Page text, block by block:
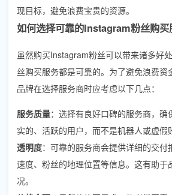
现目标，避免浪费宝贵的资源。
如何选择可靠的Instagram粉丝购买
虽然购买Instagram粉丝可以带来诸多好
丝购买服务都是可靠的。为了避免浪费资
品牌在选择服务商时应考虑以下几点：
服务质量：选择有良好口碑的服务商，
实的、活跃的用户，而不是机器人或虚假
透明度：可靠的服务商会提供详细的交
速度、粉丝的地理位置等信息。这有助于
况。